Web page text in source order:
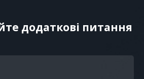
додаткові питання